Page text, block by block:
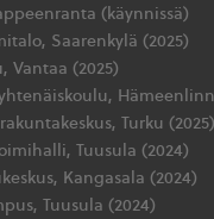
(käynnissä)
Saarenkylä (2025)
Vantaa (2025)
Turku (2025)
Tuusula (2024)
Kangasala (2024)
Tuusula (2024)